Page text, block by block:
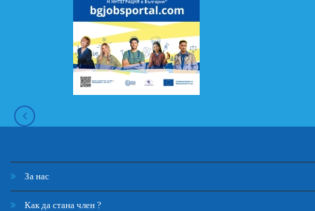
За нас
Как да стана член ?